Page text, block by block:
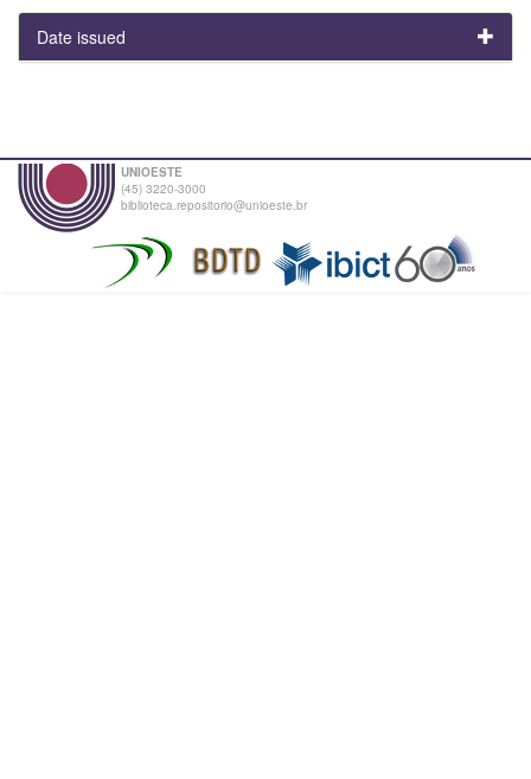
Date issued
UNIOESTE
(45) 3220-3000
biblioteca.repositorio@unioeste.br